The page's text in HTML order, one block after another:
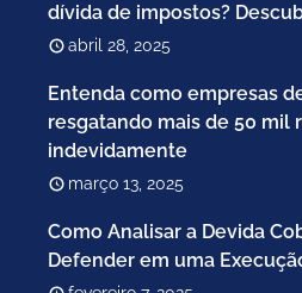
dívida de impostos?
abril 28, 2025
Entenda como empresas
resgatando mais de 50 mil
indevidamente
março 13, 2025
Como Analisar a Devida
Defender em uma